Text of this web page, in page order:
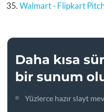
Walmart - Flipkart
Daha kısa
bir sunum
Yüzlerce hazır slayt